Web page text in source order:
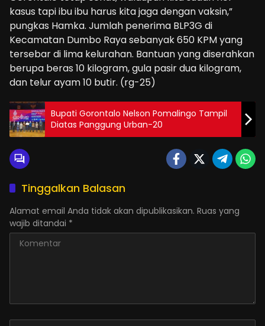
kasus tapi ibu ibu harus kita jaga dengan vaksin,”
pungkas Hamka. Jumlah penerima BLP3G di
Kecamatan Dumbo Raya sebanyak 650 KPM yang
tersebar di lima kelurahan. Bantuan yang diserahkan
berupa beras 10 kilogram, gula pasir dua kilogram,
dan telur ayam 10 butir. (rg-25)
Bupati Gorontalo Nelson Pomalingo Tampil
Diatas Panggung Urban-20
Tinggalkan Balasan
Alamat email Anda tidak akan dipublikasikan. Ruas yang
wajib ditandai *